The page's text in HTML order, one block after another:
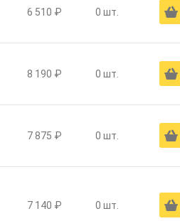
6 510 ₽ 0 шт. Ä
8 190 ₽ 0 шт. Ä
7 875 ₽ 0 шт. Ä
7 140 ₽ 0 шт. Ä